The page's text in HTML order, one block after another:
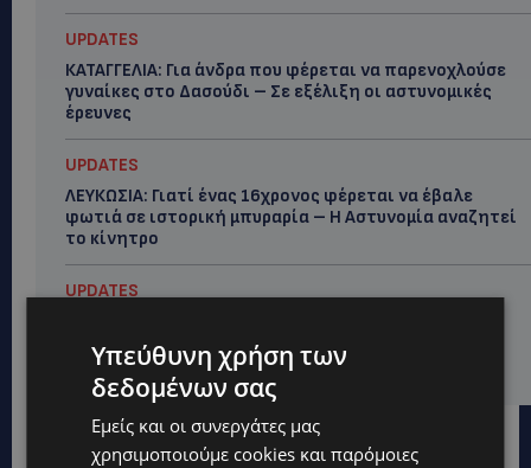
UPDATES
ΚΑΤΑΓΓΕΛΙΑ: Για άνδρα που φέρεται να παρενοχλούσε
γυναίκες στο Δασούδι – Σε εξέλιξη οι αστυνομικές
έρευνες
UPDATES
ΛΕΥΚΩΣΙΑ: Γιατί ένας 16χρονος φέρεται να έβαλε
φωτιά σε ιστορική μπυραρία – Η Αστυνομία αναζητεί
το κίνητρο
UPDATES
ασυνόδευτους ανήλικους – Αντιδρά ο Δήμος,
στηρίζει υπό προϋποθέσεις το Κίνημα Οικολόγων
Υπεύθυνη χρήση των
δεδομένων σας
Εμείς και οι συνεργάτες μας
χρησιμοποιούμε cookies και παρόμοιες